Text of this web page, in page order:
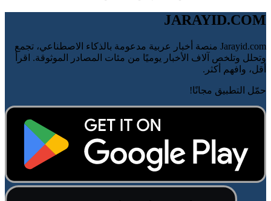
JARAYID.COM
Jarayid.com منصة أخبار عربية مدعومة بالذكاء الاصطناعي، تجمع
وتحلل وتلخص آلاف الأخبار يوميًا من مئات المصادر الموثوقة. اقرأ
أقل، وافهم أكثر.
حمّل التطبيق مجانًا!